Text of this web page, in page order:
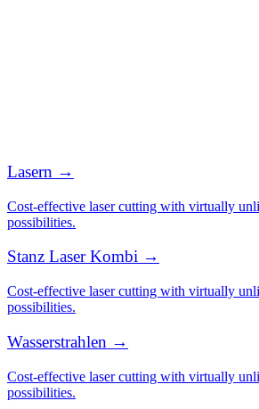
Lasern →
Cost-effective laser cutting with virtually
possibilities.
Stanz Laser Kombi →
Cost-effective laser cutting with virtually
possibilities.
Wasserstrahlen →
Cost-effective laser cutting with virtually
possibilities.